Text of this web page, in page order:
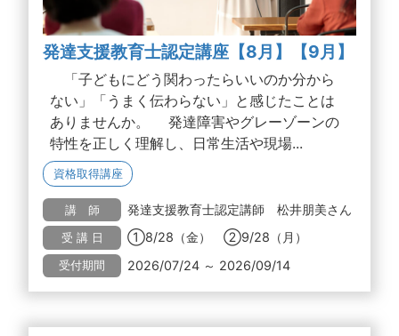
発達支援教育士認定講座【8月】【9月】
「子どもにどう関わったらいいのか分から
ない」「うまく伝わらない」と感じたことは
ありませんか。 発達障害やグレーゾーンの
特性を正しく理解し、日常生活や現場...
資格取得講座
講 師 発達支援教育士認定講師 松井朋美さん
受 講 日 ①8/28（金） ②9/28（月）
受付期間 2026/07/24 ～ 2026/09/14